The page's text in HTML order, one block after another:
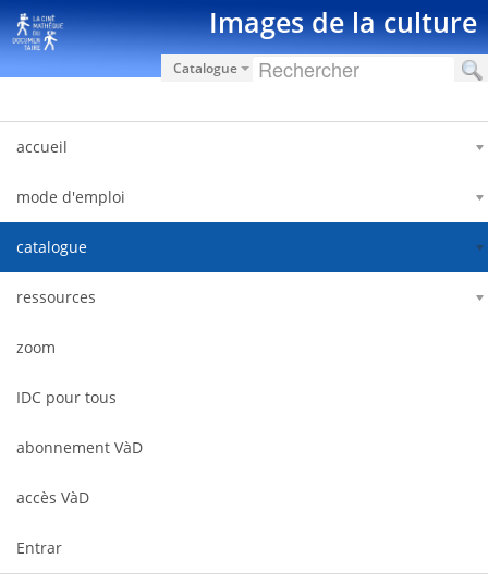
Pular para o conteúdo Images de la culture
Catalogue
accueil
mode d'emploi
catalogue
ressources
zoom
IDC pour tous
abonnement VàD
accès VàD
Entrar